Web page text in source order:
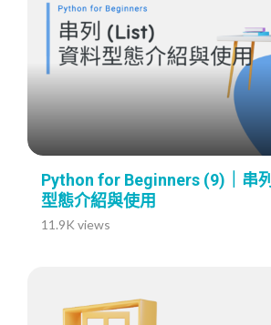
Python for Beginners (9)｜串
型態介紹與使用
11.9K views